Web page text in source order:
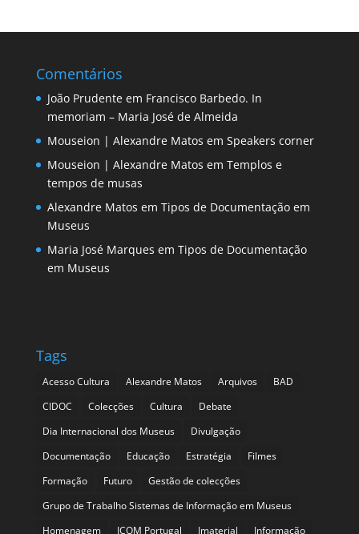
Comentários
João Prudenteem Francisco Barbedo. In
memoriam – Maria José de Almeida
Mouseion | Alexandre Matos em Speakers corner
Mouseion | Alexandre Matos em Templos e
tempos de musas
Alexandre Matos em Tipos de Documentação em
Museus
Maria José Marques em Tipos de Documentação
em Museus
Tags
Acesso Cultura Alexandre Matos Arquivos
BAD
CIDOC
Colecções Cultura
Debate
Dia Internacional dos Museus
Divulgação
Documentação
Educação Estratégia
Filmes
Formação
Futuro
Gestão de colecções
Grupo de Trabalho Sistemas de Informação em Museus
Homenagem
ICOM Portugal Imaterial Informação